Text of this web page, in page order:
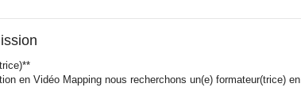
en Vidéo Mapping nous recherchons un(e) formateur(trice) en